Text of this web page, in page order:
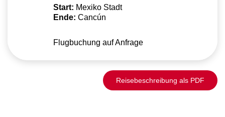
Start: Mexiko Stadt
Ende: Cancún
Flugbuchung auf Anfrage
Reisebeschreibung als PDF